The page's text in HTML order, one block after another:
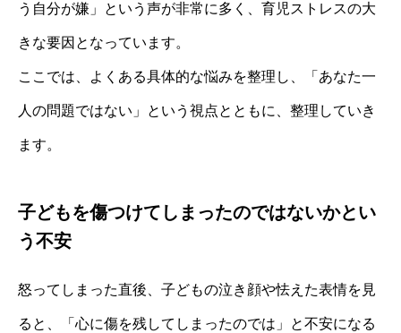
う自分が嫌」という声が非常に多く、育児ストレスの大
きな要因となっています。
ここでは、よくある具体的な悩みを整理し、「あなた一
人の問題ではない」という視点とともに、整理していき
ます。
子どもを傷つけてしまったのではないかとい
う不安
怒ってしまった直後、子どもの泣き顔や怯えた表情を見
ると、「心に傷を残してしまったのでは」と不安になる